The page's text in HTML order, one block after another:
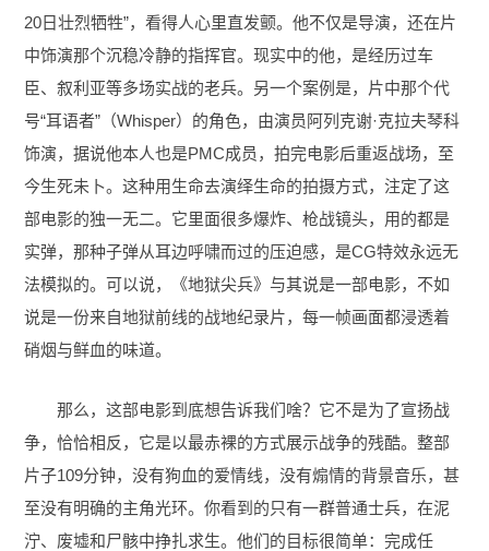
20日壮烈牺牲”，看得人心里直发颤。他不仅是导演，还在片
中饰演那个沉稳冷静的指挥官。现实中的他，是经历过车
臣、叙利亚等多场实战的老兵。另一个案例是，片中那个代
号“耳语者”（Whisper）的角色，由演员阿列克谢·克拉夫琴科
饰演，据说他本人也是PMC成员，拍完电影后重返战场，至
今生死未卜。这种用生命去演绎生命的拍摄方式，注定了这
部电影的独一无二。它里面很多爆炸、枪战镜头，用的都是
实弹，那种子弹从耳边呼啸而过的压迫感，是CG特效永远无
法模拟的。可以说，《地狱尖兵》与其说是一部电影，不如
说是一份来自地狱前线的战地纪录片，每一帧画面都浸透着
硝烟与鲜血的味道。
那么，这部电影到底想告诉我们啥？它不是为了宣扬战
争，恰恰相反，它是以最赤裸的方式展示战争的残酷。整部
片子109分钟，没有狗血的爱情线，没有煽情的背景音乐，甚
至没有明确的主角光环。你看到的只有一群普通士兵，在泥
泞、废墟和尸骸中挣扎求生。他们的目标很简单：完成任